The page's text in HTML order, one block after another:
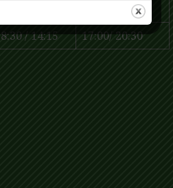
16:30 / 20:30
8:30 / 14:15 17:00/ 20:30